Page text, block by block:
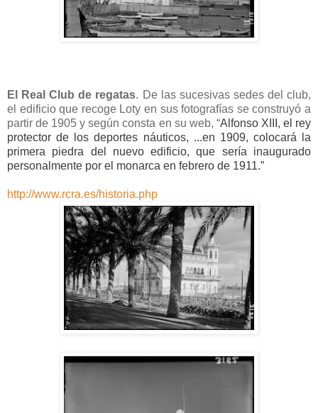
El Real Club de regatas. De las sucesivas sedes del club,
el edificio que recoge Loty en sus fotografías se construyó a
partir de 1905 y según consta en su web, “Alfonso XIII, el rey
protector de los deportes náuticos, ...en 1909, colocará la
primera piedra del nuevo edificio, que sería inaugurado
personalmente por el monarca en febrero de 1911.”
http://www.rcra.es/historia.php